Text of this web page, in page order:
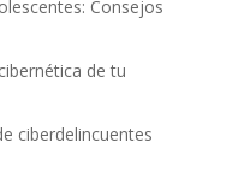
Consejos
de tu
ciberdelincuentes